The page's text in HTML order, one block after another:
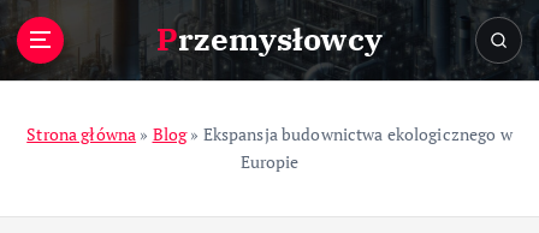
Przemysłowcy
Strona główna » Blog» Ekspansja budownictwa ekologicznego w
Europie